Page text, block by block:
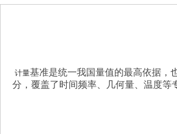
计量基准是统一我国量值的最高依据，
分，覆盖了时间频率、几何量、温度